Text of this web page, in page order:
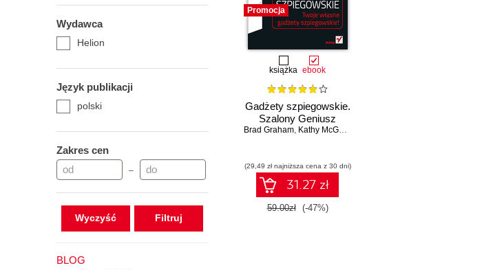
Wydawca
Helion
Język publikacji
polski
Zakres cen
–
Wyczyść
BLOG
Promocja
książka ebook
Gadżety szpiegowskie.
Szalony Geniusz
Brad Graham, Kathy McGowan
(29,49 zł najniższa cena z 30 dni)
31.27 zł
59.00zł (-47%)